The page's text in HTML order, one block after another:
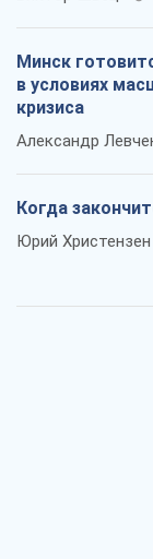
Минск
в условиях
кризиса
Александр
Когда
Юрий Христензен